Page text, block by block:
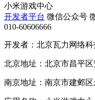
小米游戏中心
开发者平台 微信公众号
010-60606666
开发者：北京瓦力网络科
北京地址：北京市昌平
南京地址：南京市建邺